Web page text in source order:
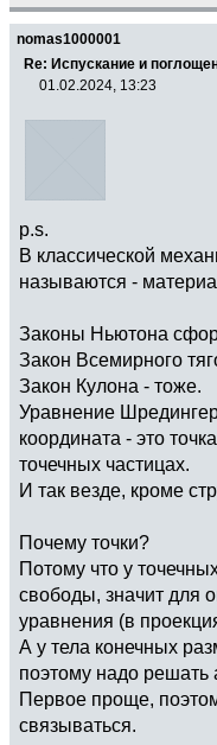
nomas1000001
Re: Испускание и
01.02.2024, 13:23
p.s.
В классической
называются -
Законы Ньютона
Закон Всемирного
Закон Кулона - тоже.
Уравнение
координата - это
точечных частицах.
И так везде, кроме
Почему точки?
Потому что у
свободы, значит для
уравнения (в
А у тела конечных
поэтому надо решать
Первое проще,
связываться.